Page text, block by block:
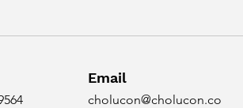
Email
cholucon@cholucon.co